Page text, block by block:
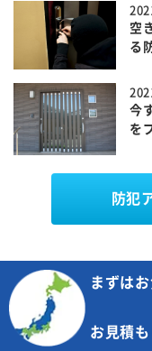
空
る
今
を
防犯
まずは
お見積